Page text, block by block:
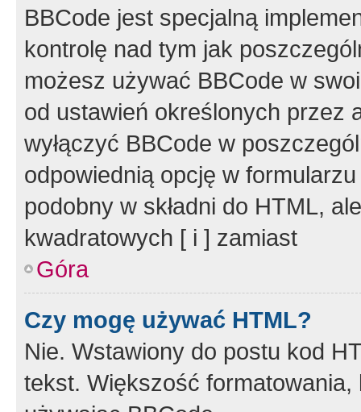
BBCode jest specjalną
kontrolę nad tym jak
możesz używać BBCode w
od ustawień określonych przez
wyłączyć BBCode w
odpowiednią opcję w
podobny w składni do HTML,
kwadratowych [ i ] zamiast
Góra
Czy mogę używać HTML?
Nie. Wstawiony do postu kod
tekst. Większość